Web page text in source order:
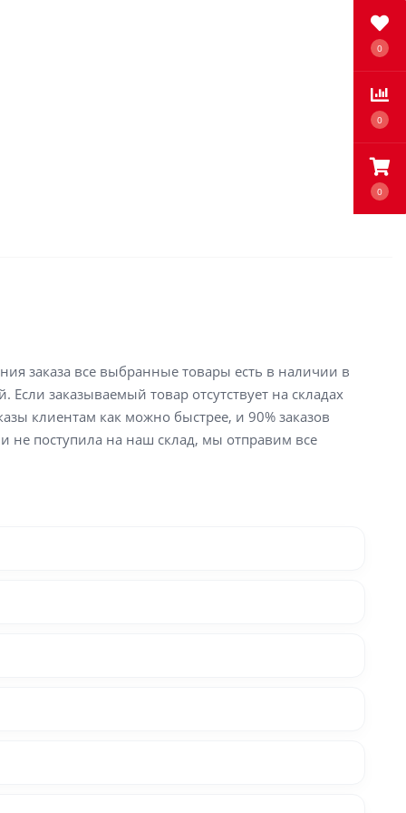
0
0
0
заказа все выбранные товары есть в наличии в
заказываемый товар отсутствует на складах
клиентам как можно быстрее, и 90% заказов
не поступила на наш склад, мы отправим все